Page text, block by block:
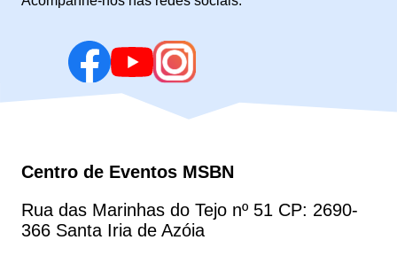
Centro de Eventos MSBN
Rua das Marinhas do Tejo nº 51 CP: 2690-
366 Santa Iria de Azóia